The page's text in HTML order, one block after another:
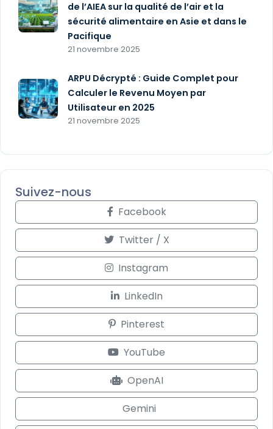
de l’AIEA sur la qualité de l’air et la
sécurité alimentaire en Asie et dans le
Pacifique
21 novembre 2025
ARPU Décrypté : Guide Complet pour
Calculer le Revenu Moyen par
Utilisateur en 2025
21 novembre 2025
Suivez-nous
Facebook
Twitter / X
Instagram
LinkedIn
Pinterest
YouTube
OpenAI
Gemini